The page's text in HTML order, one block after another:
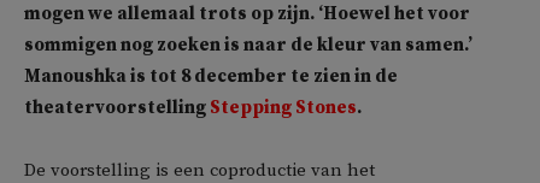
mogen we allemaal trots op zijn. ‘Hoewel het voor
sommigen nog zoeken is naar de kleur van samen.’
Manoushka is tot 8 december te zien in de
theatervoorstelling Stepping Stones.
De voorstelling is een coproductie van het